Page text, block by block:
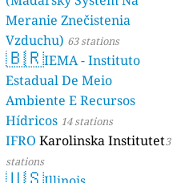
Meranie Znečistenia
Vzduchu) 63 stations
🇧🇷IEMA - Instituto
Estadual De Meio
Ambiente E Recursos
Hídricos 14 stations
IFRO Karolinska Institutet3
stations